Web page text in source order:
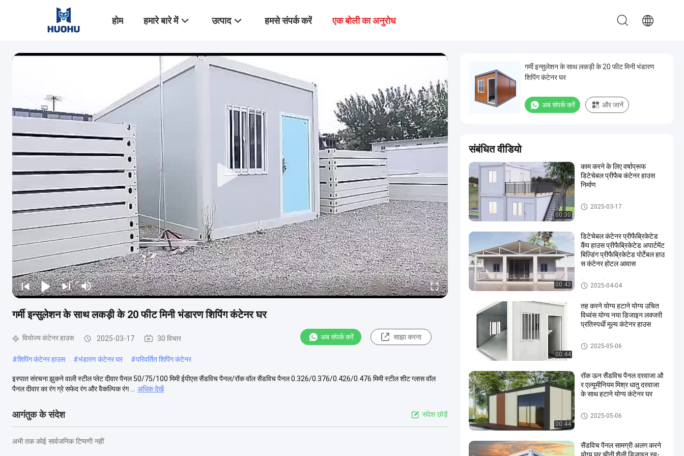
होम हमारे बारे में उत्पाद हमसे संपर्क करें एक बोली का अनुरोध
गर्मी इन्सुलेशन के साथ लकड़ी के 20 फीट मिनी भंडारण शिपिंग कंटेनर घर
वियोज्य कंटेनर हाउस 2025-03-17 30 विचार अब संपर्क करें साझा करना
#शिपिंग कंटेनर हाउस #भंडारण कंटेनर घर #परिवर्तित शिपिंग कंटेनर
इस्पात संरचना झुकने वाली स्टील प्लेट दीवार पैनल 50/75/100 मिमी ईपीएस सैंडविच पैनल/रॉक वॉल सैंडविच पैनल 0.326/0.376/0.426/0.476 मिमी स्टील शीट ग्लास वॉल
पैनल दीवार का रंग ग्रे सफेद रंग और वैकल्पिक रंग ...
अधिक देखें
आगंतुक के संदेश संदेश छोड़ें
अभी तक कोई सार्वजनिक टिप्पणी नहीं
गर्मी इन्सुलेशन के साथ लकड़ी के 20 फीट मिनी भंडारण
शिपिंग कंटेनर घर
अब संपर्क करें और जानें
संबंधित वीडियो
00:30
काम करने के लिए वर्षाप्रूफ
डिटेचेबल प्रीफैब कंटेनर हाउस
निर्माण
वियोज्य कंटेनर हाउस
2025-03-17
00:43
डिटेचेबल कंटेनर प्रीफैब्रिकेटेड
कैंप हाउस प्रीफैब्रिकेटेड अपार्टमेंट
बिल्डिंग प्रीफैब्रिकेटेड पोर्टेबल हाउ
स कंटेनर होटल आवास
वियोज्य कंटेनर हाउस
2025-04-04
00:44
तह करने योग्य हटाने योग्य उचित
विध्वंस योग्य नया डिजाइन लक्जरी
प्रतिस्पर्धी मूल्य कंटेनर हाउस
वियोज्य कंटेनर हाउस
2025-05-06
00:44
रॉक ऊन सैंडविच पैनल दरवाजा औ
र एल्यूमीनियम मिश्र धातु दरवाजा
के साथ हटाने योग्य कंटेनर घर
वियोज्य कंटेनर हाउस
2025-05-06
सैंडविच पैनल सामग्री अलग करने